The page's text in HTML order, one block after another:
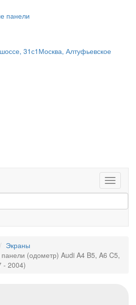
31с1 Москва, Алтуфьевское
Меню
Экраны
(одометр) Audi A4 B5, A6 C5,
- 2004)